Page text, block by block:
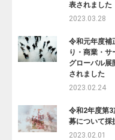
表されました
2023.03.28
令和元年度補
り・商業・サ
グローバル展
されました
2023.02.24
令和2年度第
募について採
2023.02.01